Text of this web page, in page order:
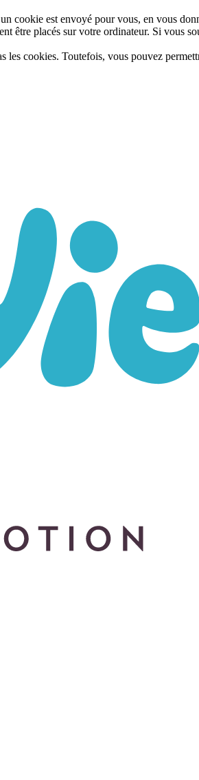
cookie est envoyé pour vous, en vous
être placés sur votre ordinateur. Si vous
cookies. Toutefois, vous pouvez